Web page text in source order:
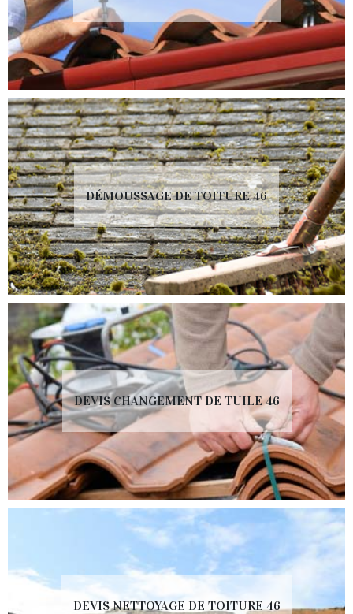
DÉMOUSSAGE DE TOITURE 46
DEVIS CHANGEMENT DE TUILE 46
DEVIS NETTOYAGE DE TOITURE 46